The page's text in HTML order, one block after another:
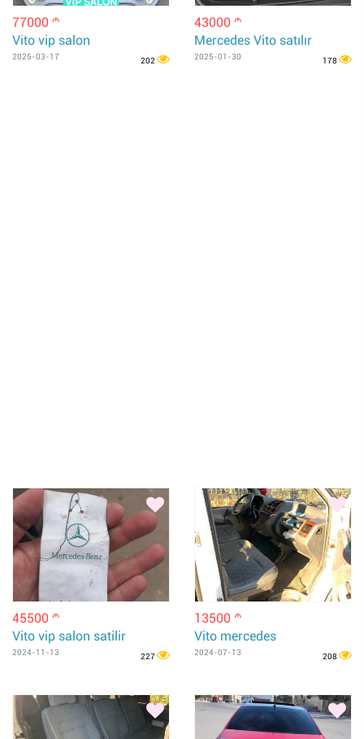
77000 m
Vito vip salon
2025-03-17 202
43000 m
Mercedes Vito satılır
2025-01-30 178
45500 m
Vito vip salon satilir
2024-11-13 227
13500 m
Vito mercedes
2024-07-13 208